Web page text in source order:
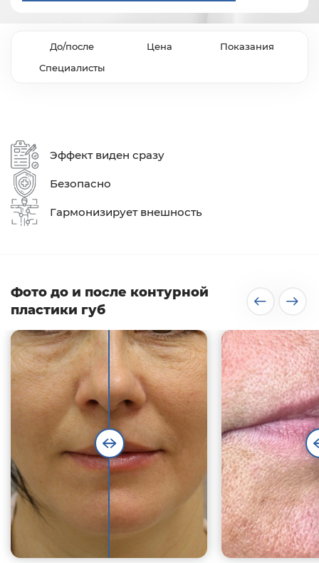
До/после Цена
Показания
Специалисты
Эффект виден сразу
Безопасно
Гармонизирует внешность
Фото до и после контурной
пластики губ